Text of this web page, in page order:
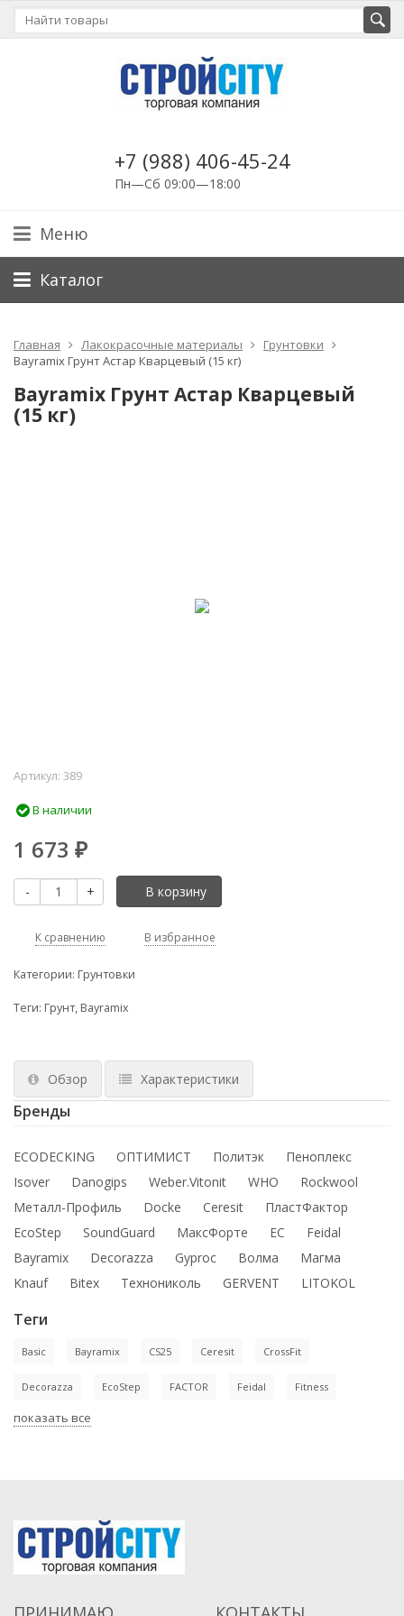
+7 (988) 406-45-24
Пн—Сб 09:00—18:00
Меню
Каталог
Главная Лакокрасочные материалы
Грунтовки
Bayramix Грунт Астар Кварцевый (15 кг)
Bayramix Грунт Астар Кварцевый
(15 кг)
Артикул: 389
В наличии
1 673 ₽
- + В корзину
К сравнению В избранное
Категории: Грунтовки
Теги: Грунт, Bayramix
Обзор Характеристики
Бренды
ECODECKING ОПТИМИСТ Политэк
Пеноплекс
Isover
Danogips Weber.Vitonit WHO
Rockwool
Металл-Профиль
Docke Ceresit
ПластФактор
EcoStep
SoundGuard МаксФорте ЕС
Feidal
Bayramix
Decorazza Gyproc Волма
Магма
Knauf
Bitex Технониколь GERVENT LITOKOL
Теги
Basic Bayramix CS25 Ceresit CrossFit
Decorazza EcoStep FACTOR Feidal Fitness
показать все